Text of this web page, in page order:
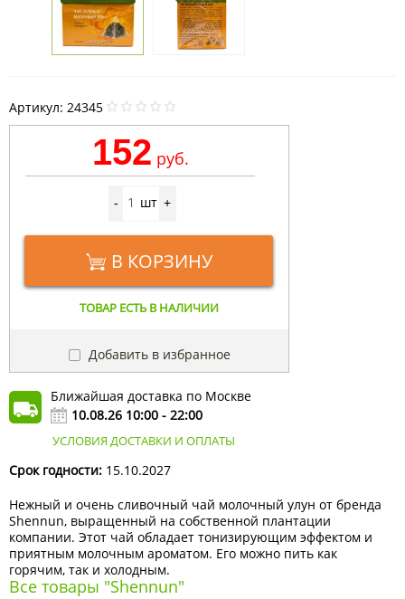
Артикул: 24345
152 руб.
- шт +
В КОРЗИНУ
ТОВАР ЕСТЬ В НАЛИЧИИ
Добавить в избранное
Ближайшая доставка по Москве
10.08.26 10:00 - 22:00
УСЛОВИЯ ДОСТАВКИ И ОПЛАТЫ
Срок годности: 15.10.2027
Нежный и очень сливочный чай молочный улун от бренда
Shennun, выращенный на собственной плантации
компании. Этот чай обладает тонизирующим эффектом и
приятным молочным ароматом. Его можно пить как
горячим, так и холодным.
Все товары "Shennun"